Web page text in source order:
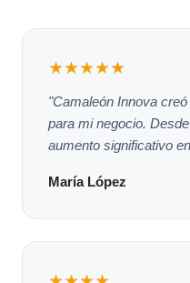
★★★★★
"Camaleón Innova
para mi negocio.
aumento significativo
María López